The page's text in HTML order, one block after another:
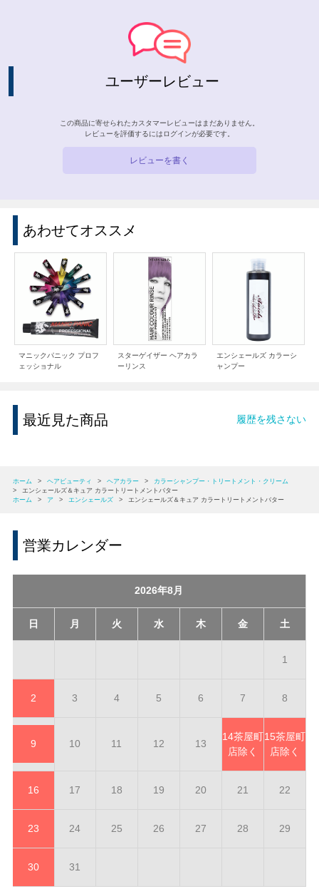
ユーザーレビュー
この商品に寄せられたカスタマーレビューはまだありません。
レビューを評価するには ログインが必要です。
レビューを書く
あわせてオススメ
マニックパニック プロフ
ェッショナル
スターゲイザー ヘアカラ
ーリンス
エンシェールズ カラーシ
ャンプー
最近見た商品 履歴を残さない
ホーム > ヘアビューティ > ヘアカラー >
カラーシャンプー・トリートメント・クリーム
>
エンシェールズ＆キュア カラートリートメントバター
ホーム
> ア > エンシェールズ > エンシェールズ＆キュア カラートリートメントバター
営業カレンダー
2026年8月
日 月 火 水 木 金 土
1
2 3 4 5 6 7 8
9 10 11 12 13
14茶屋町
店除く
15茶屋町
店除く
16 17 18 19 20 21 22
23 24 25 26 27 28 29
30 31